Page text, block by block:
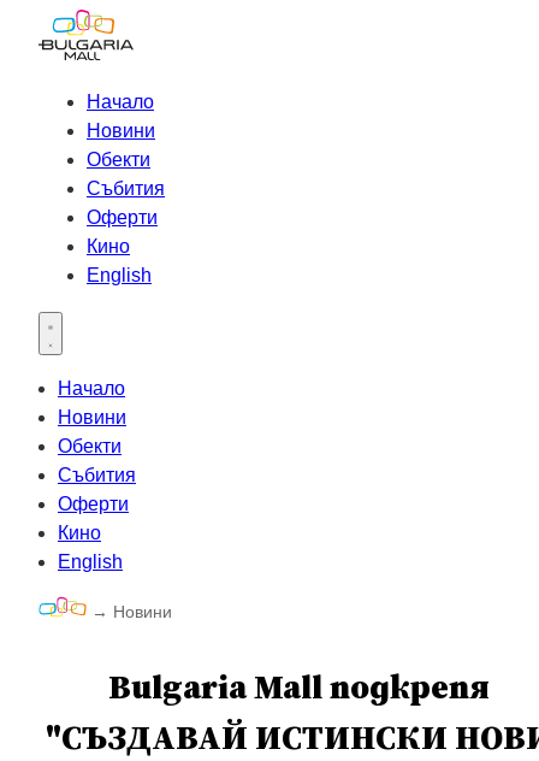
Начало
Новини
Обекти
Събития
Оферти
Кино
English
Open main menu
Начало
Новини
Обекти
Събития
Оферти
Кино
English
→ Новини
Bulgaria Mall подкрепя
"СЪЗДАВАЙ ИСТИНСКИ